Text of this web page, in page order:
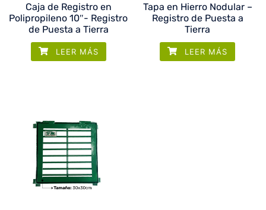
Caja de Registro en
Polipropileno 10″- Registro
de Puesta a Tierra
LEER MÁS
Tapa en Hierro Nodular –
Registro de Puesta a
Tierra
LEER MÁS